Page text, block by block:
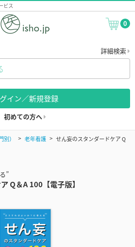
ビス
0
詳細検索
イン／新規登録
初めての方へ
） 老年看護
せん妄のスタンダードケア Q
”
Q＆A 100【電子版】